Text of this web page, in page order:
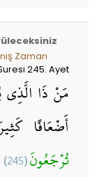
Zaman
245. Ayet
مَنْ ذَا
أَضْعَافًا
تُرْجَعُونَ(245)